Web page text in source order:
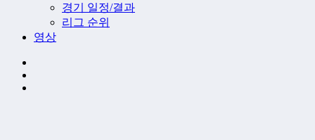
경기 일정/결과
리그 순위
영상